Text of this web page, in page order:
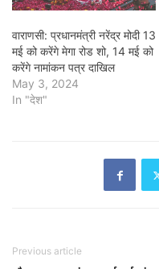
वाराणसी: प्रधानमंत्री नरेंद्र मोदी 13
मई को करेंगे मेगा रोड शो, 14 मई को
करेंगे नामांकन पत्र दाखिल
May 3, 2024
In "देश"
Previous article